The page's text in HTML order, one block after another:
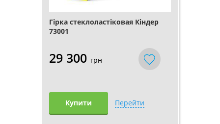
Гірка стеклоластіковая Кіндер
73001
29 300 грн
Купити Перейти